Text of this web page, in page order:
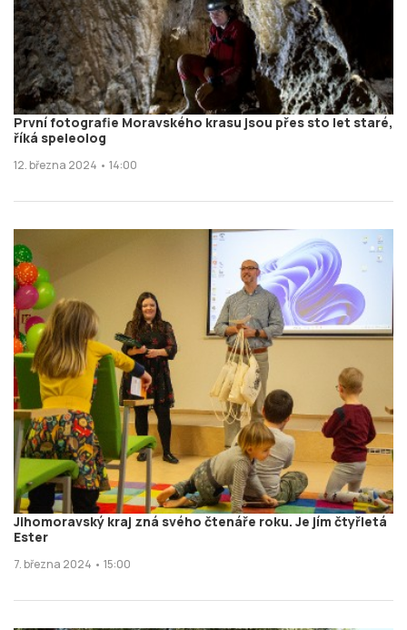
První fotografie Moravského krasu jsou přes sto let staré,
říká speleolog
12. března 2024 • 14:00
Jihomoravský kraj zná svého čtenáře roku. Je jím čtyřletá
Ester
7. března 2024 • 15:00